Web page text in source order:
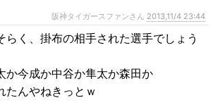
阪神タイガースファンさん 2013,11/4 23:44
らく、掛布の相手された選手でしょう
か今成か中谷か隼太か森田か
たんやねきっとｗ